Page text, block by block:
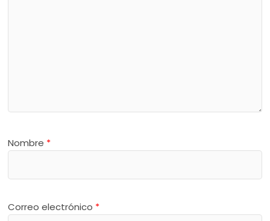
Nombre *
Correo electrónico *